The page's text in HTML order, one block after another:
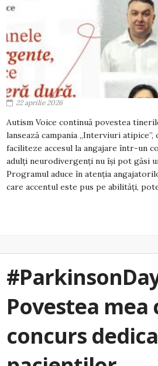
22 aprilie 2026
Autism Voice continuă povestea
lansează campania „Interviuri
faciliteze accesul la angajare într-un
adulți neurodivergenți nu își pot găsi
Programul aduce în atenția
care accentul este pus pe abilități,
Povestea mea
concurs